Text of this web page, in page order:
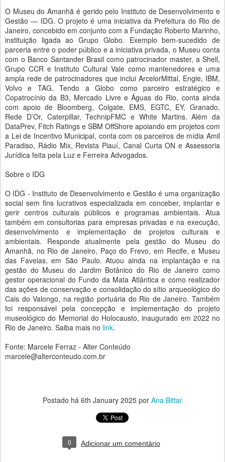
O Museu do Amanhã é gerido pelo Instituto de Desenvolvimento e
Gestão — IDG. O projeto é uma iniciativa da Prefeitura do Rio de
Janeiro, concebido em conjunto com a Fundação Roberto Marinho,
instituição ligada ao Grupo Globo. Exemplo bem-sucedido de
parceria entre o poder público e a iniciativa privada, o Museu conta
com o Banco Santander Brasil como patrocinador master, a Shell,
Grupo CCR e Instituto Cultural Vale como mantenedores e uma
ampla rede de patrocinadores que inclui ArcelorMittal, Engie, IBM,
Volvo e TAG. Tendo a Globo como parceiro estratégico e
Copatrocínio da B3, Mercado Livre e Águas do Rio, conta ainda
com apoio de Bloomberg, Colgate, EMS, EGTC, EY, Granado,
Rede D’Or, Caterpillar, TechnipFMC e White Martins. Além da
DataPrev, Fitch Ratings e SBM OffShore apoiando em projetos com
a Lei de Incentivo Municipal, conta com os parceiros de mídia Amil
Paradiso, Rádio Mix, Revista Piauí, Canal Curta ON e Assessoria
Jurídica feita pela Luz e Ferreira Advogados.
Sobre o IDG
O IDG - Instituto de Desenvolvimento e Gestão é uma organização
social sem fins lucrativos especializada em conceber, implantar e
gerir centros culturais públicos e programas ambientais. Atua
também em consultorias para empresas privadas e na execução,
desenvolvimento e implementação de projetos culturais e
ambientais. Responde atualmente pela gestão do Museu do
Amanhã, no Rio de Janeiro, Paço do Frevo, em Recife, e Museu
das Favelas, em São Paulo. Atuou ainda na implantação e na
gestão do Museu do Jardim Botânico do Rio de Janeiro como
gestor operacional do Fundo da Mata Atlântica e como realizador
das ações de conservação e consolidação do sítio arqueológico do
Cais do Valongo, na região portuária do Rio de Janeiro. Também
foi responsável pela concepção e implementação do projeto
museológico do Memorial do Holocausto, inaugurado em 2022 no
Rio de Janeiro. Saiba mais no link.
Fonte: Marcele Ferraz - Alter Conteúdo
marcele@alterconteudo.com.br
Postado há 6th January 2025 por Ana Bittar
0 Adicionar um comentário